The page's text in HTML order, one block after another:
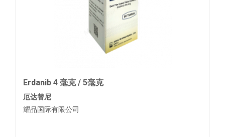
Erdanib 4 毫克 / 5毫克
厄达替尼
耀品国际有限公司